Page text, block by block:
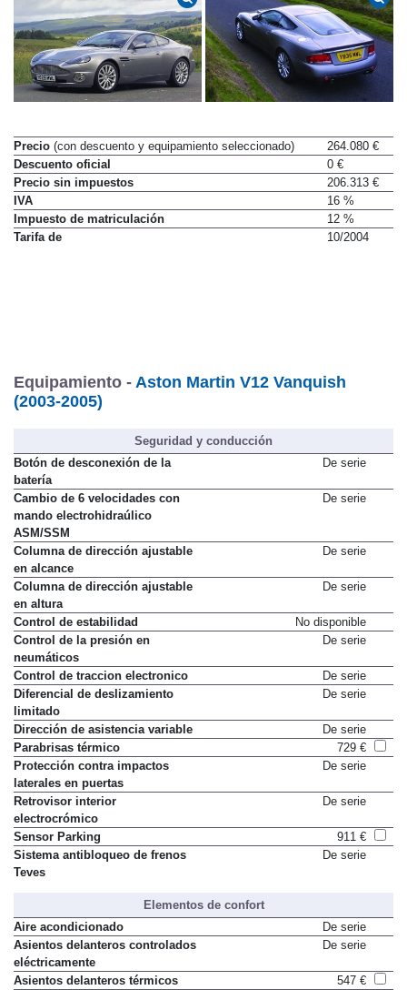
Precio (con descuento y equipamiento seleccionado)
264.080 €
Descuento oficial
0 €
Precio sin impuestos
206.313 €
IVA
16 %
Impuesto de matriculación
12 %
Tarifa de
10/2004
Equipamiento - Aston Martin V12 Vanquish
(2003-2005)
Seguridad y conducción
Botón de desconexión de la
batería
De serie
Cambio de 6 velocidades con
mando electrohidraúlico
ASM/SSM
De serie
Columna de dirección ajustable
en alcance
De serie
Columna de dirección ajustable
en altura
De serie
Control de estabilidad
No disponible
Control de la presión en
neumáticos
De serie
Control de traccion electronico
De serie
Diferencial de deslizamiento
limitado
De serie
Dirección de asistencia variable
De serie
Parabrisas térmico
729 €
Protección contra impactos
laterales en puertas
De serie
Retrovisor interior
electrocrómico
De serie
Sensor Parking
911 €
Sistema antibloqueo de frenos
Teves
De serie
Elementos de confort
Aire acondicionado
De serie
Asientos delanteros controlados
eléctricamente
De serie
Asientos delanteros térmicos
547 €